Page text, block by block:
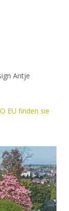
Antje
EU finden sie